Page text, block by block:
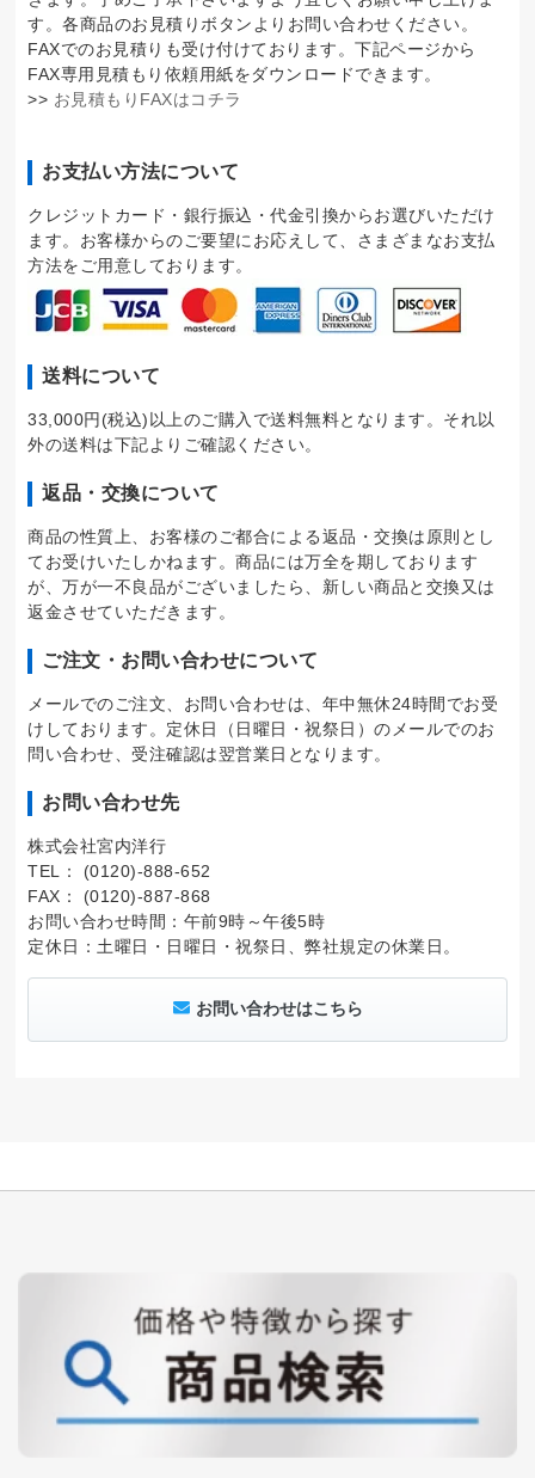
す。各商品のお見積りボタンよりお問い合わせください。
FAXでのお見積りも受け付けております。下記ページから
FAX専用見積もり依頼用紙をダウンロードできます。
>> お見積もりFAXはコチラ
お支払い方法について
クレジットカード・銀行振込・代金引換からお選びいただけ
ます。お客様からのご要望にお応えして、さまざまなお支払
方法をご用意しております。
送料について
33,000円(税込)以上のご購入で送料無料となります。それ以
外の送料は下記よりご確認ください。
返品・交換について
商品の性質上、お客様のご都合による返品・交換は原則とし
てお受けいたしかねます。商品には万全を期しております
が、万が一不良品がございましたら、新しい商品と交換又は
返金させていただきます。
ご注文・お問い合わせについて
メールでのご注文、お問い合わせは、年中無休24時間でお受
けしております。定休日（日曜日・祝祭日）のメールでのお
問い合わせ、受注確認は翌営業日となります。
お問い合わせ先
株式会社宮内洋行
TEL： (0120)-888-652
FAX： (0120)-887-868
お問い合わせ時間：午前9時～午後5時
定休日：土曜日・日曜日・祝祭日、弊社規定の休業日。
お問い合わせはこちら